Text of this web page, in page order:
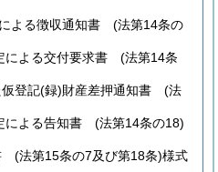
よる徴収通知書 (法第14条の
による交付要求書 (法第14条
登記(録)財産差押通知書 (法
による告知書 (法第14条の18)
(法第15条の7及び第18条)様式